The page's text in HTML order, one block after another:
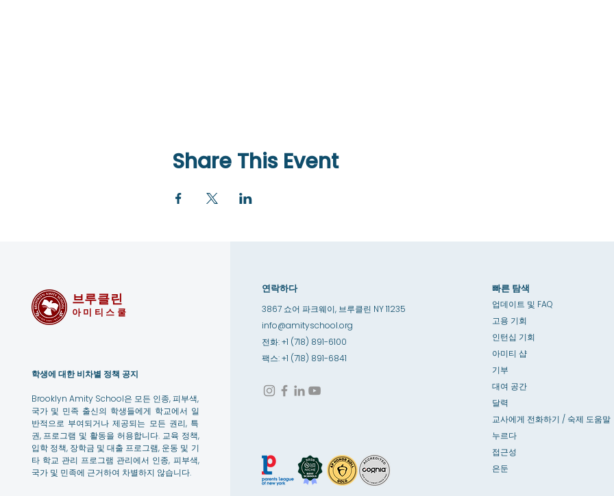
Share This Event
브루클린
아미티스쿨
학생에 대한 비차별 정책 공지
Brooklyn Amity School은 모든 인종, 피부색,
국가 및 민족 출신의 학생들에게 학교에서 일
반적으로 부여되거나 제공되는 모든 권리, 특
권, 프로그램 및 활동을 허용합니다. 교육 정책,
입학 정책, 장학금 및 대출 프로그램, 운동 및 기
타 학교 관리 프로그램 관리에서 인종, 피부색,
국가 및 민족에 근거하여 차별하지 않습니다.
연락하다
3867 쇼어 파크웨이, 브루클린 NY 11235
info@amityschool.org
전화: +1 (718) 891-6100
팩스: +1 (718) 891-6841
빠른 탐색
업데이트 및 FAQ
고용 기회
인턴십 기회
아미티 샵
기부
대여 공간
달력
교사에게 전화하기 / 숙제 도움말
누르다
접근성
은둔